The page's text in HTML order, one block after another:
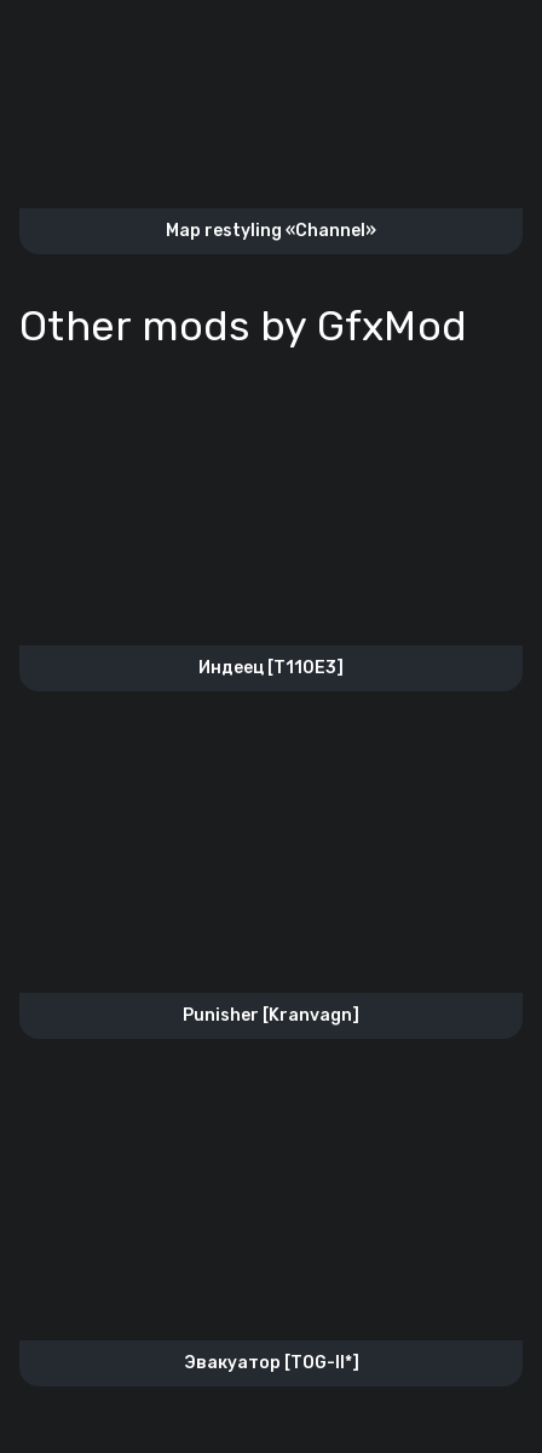
Map restyling «Channel»
Other mods by GfxMod
Индеец [T110E3]
Punisher [Kranvagn]
Эвакуатор [TOG-II*]